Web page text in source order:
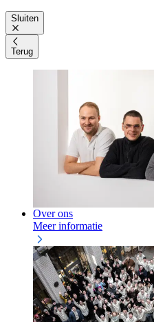
Sluiten
Terug
Over ons
Meer informatie